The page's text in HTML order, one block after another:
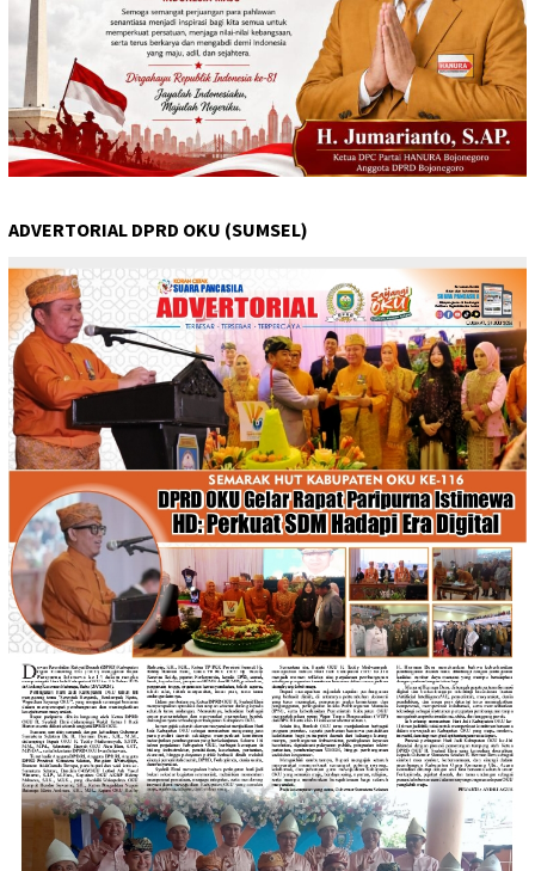
ADVERTORIAL DPRD OKU (SUMSEL)